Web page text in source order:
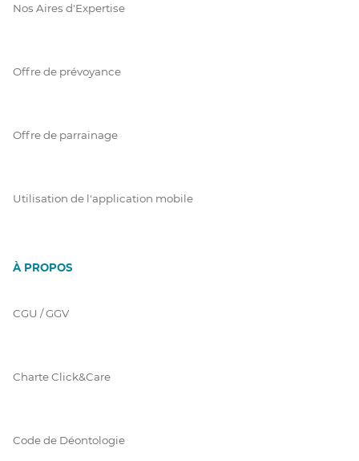
Nos Aires d'Expertise
Offre de prévoyance
Offre de parrainage
Utilisation de l'application mobile
À PROPOS
CGU / GGV
Charte Click&Care
Code de Déontologie